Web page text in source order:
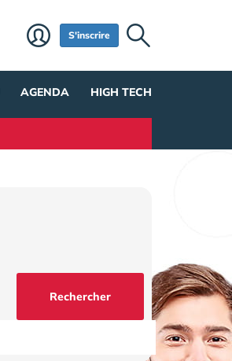
S'inscrire
AGENDA HIGH TECH
Rechercher